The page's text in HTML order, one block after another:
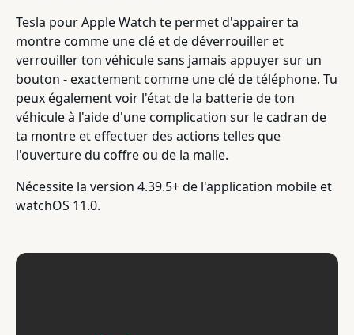
Tesla pour Apple Watch te permet d'appairer ta
montre comme une clé et de déverrouiller et
verrouiller ton véhicule sans jamais appuyer sur un
bouton - exactement comme une clé de téléphone. Tu
peux également voir l'état de la batterie de ton
véhicule à l'aide d'une complication sur le cadran de
ta montre et effectuer des actions telles que
l'ouverture du coffre ou de la malle.
Nécessite la version 4.39.5+ de l'application mobile et
watchOS 11.0.